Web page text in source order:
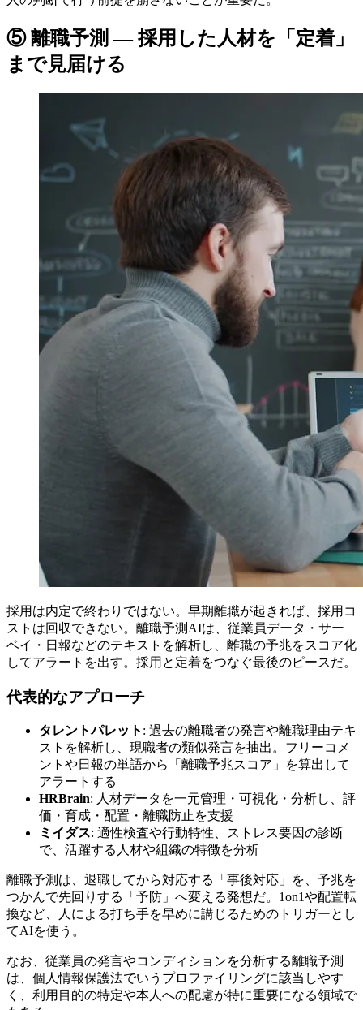
⑤ 離職予測 — 採用した人材を「定着」
まで見届ける
採用は内定で終わりではない。早期離職が起きれば、採用コ
ストは回収できない。離職予測AIは、従業員データ・サー
ベイ・日報などのテキストを解析し、離職の予兆をスコア化
してアラートを出す。採用と定着をつなぐ最後のピースだ。
代表的なアプローチ
タレントパレット : 過去の離職者の発言や離職理由テキ
ストを解析し、現職者の類似発言を抽出。フリーコメ
ントや日報の単語から「離職予兆スコア」を算出して
アラートする
HRBrain: 人材データを一元管理・可視化・分析し、評
価・育成・配置・離職防止を支援
ミイダス: 適性検査や行動特性、ストレス要因の診断
で、活躍する人材や組織の特徴を分析
離職予測は、退職してから対応する「事後対応」を、予兆を
つかんで先回りする「予防」へ変える発想だ。1on1や配置転
換など、人による打ち手を早めに講じるためのトリガーとし
てAIを使う。
なお、従業員の発言やコンディションを分析する離職予測
は、個人情報保護法でいうプロファイリングに該当しやす
く、利用目的の特定や本人への配慮が特に重要になる領域で